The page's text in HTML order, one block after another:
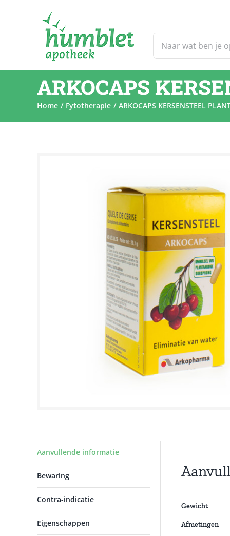
naar:
ARKOCAPS
Home Fytotherapie ARKOCAPS KERSENSTEEL
Aanvullende informatie
Bewaring
Contra-indicatie
Eigenschappen
Gewicht
Afmetingen